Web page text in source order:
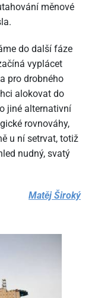
měnové
do další fáze
vyplácet
pro drobného
alokovat do
jiné alternativní
rovnováhy,
u ní setrvat, totiž
nudný, svatý
Matěj Široký